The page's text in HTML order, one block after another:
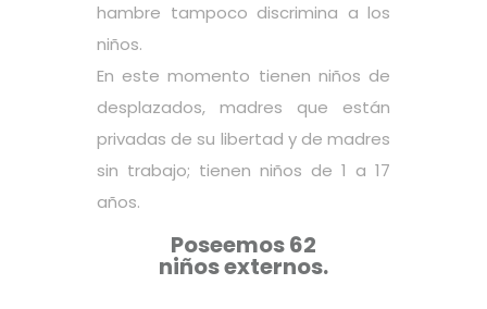
hambre tampoco discrimina a los
niños.
En este momento tienen niños de
desplazados, madres que están
privadas de su libertad y de madres
sin trabajo; tienen niños de 1 a 17
años.
Poseemos 62
niños externos.